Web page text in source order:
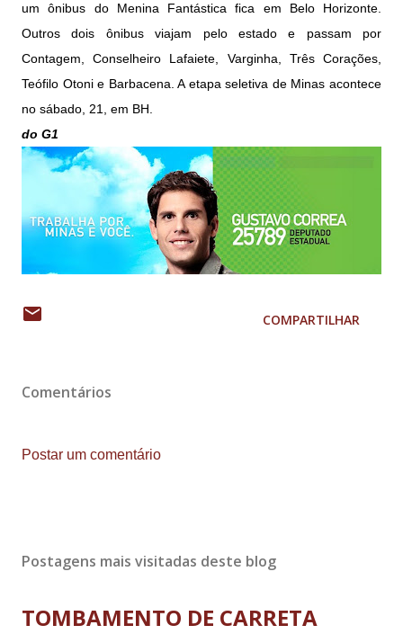
um ônibus do Menina Fantástica fica em Belo Horizonte.
Outros dois ônibus viajam pelo estado e passam por
Contagem, Conselheiro Lafaiete, Varginha, Três Corações,
Teófilo Otoni e Barbacena. A etapa seletiva de Minas acontece
no sábado, 21, em BH.
do G1
COMPARTILHAR
Comentários
Postar um comentário
Postagens mais visitadas deste blog
TOMBAMENTO DE CARRETA